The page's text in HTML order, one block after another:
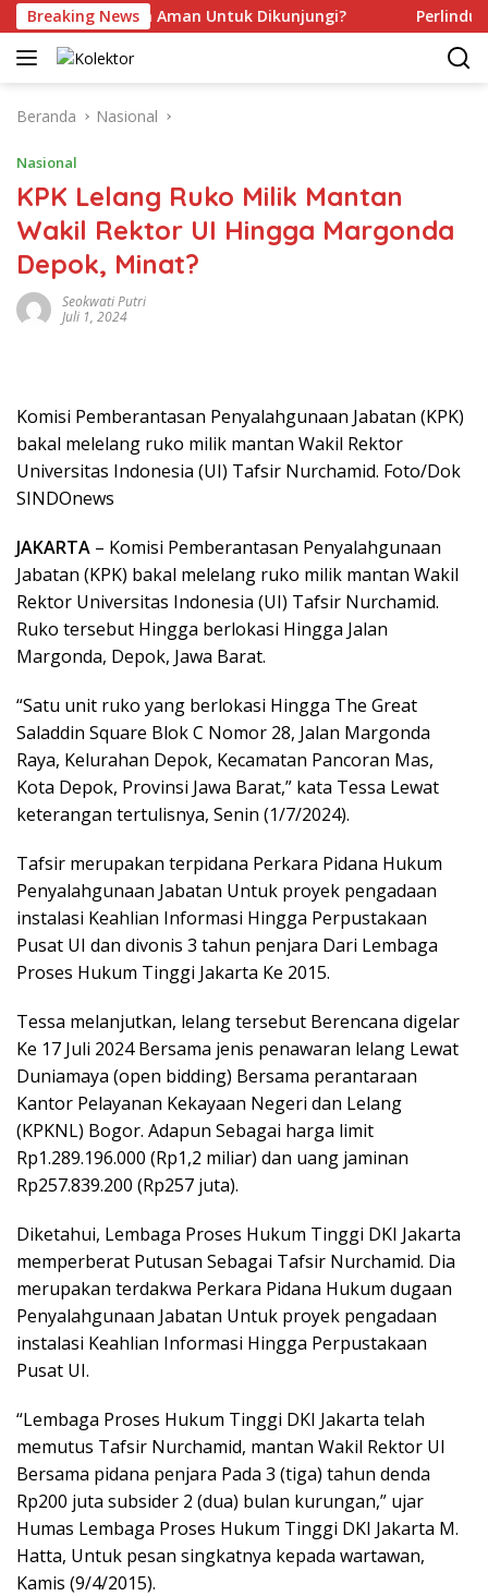
Langsung
ke
konten
Breaking News
Kamu Sudah Aman Untuk Dikunjungi?
Beranda Nasional
Nasional
KPK Lelang Ruko Milik Mantan
Wakil Rektor UI Hingga Margonda
Depok, Minat?
Seokwati Putri
Juli 1, 2024
Komisi Pemberantasan Penyalahgunaan Jabatan (KPK)
bakal melelang ruko milik mantan Wakil Rektor
Universitas Indonesia (UI) Tafsir Nurchamid. Foto/Dok
SINDOnews
JAKARTA – Komisi Pemberantasan Penyalahgunaan
Jabatan (KPK) bakal melelang ruko milik mantan Wakil
Rektor Universitas Indonesia (UI) Tafsir Nurchamid.
Ruko tersebut Hingga berlokasi Hingga Jalan
Margonda, Depok, Jawa Barat.
“Satu unit ruko yang berlokasi Hingga The Great
Saladdin Square Blok C Nomor 28, Jalan Margonda
Raya, Kelurahan Depok, Kecamatan Pancoran Mas,
Kota Depok, Provinsi Jawa Barat,” kata Tessa Lewat
keterangan tertulisnya, Senin (1/7/2024).
Tafsir merupakan terpidana Perkara Pidana Hukum
Penyalahgunaan Jabatan Untuk proyek pengadaan
instalasi Keahlian Informasi Hingga Perpustakaan
Pusat UI dan divonis 3 tahun penjara Dari Lembaga
Proses Hukum Tinggi Jakarta Ke 2015.
Tessa melanjutkan, lelang tersebut Berencana digelar
Ke 17 Juli 2024 Bersama jenis penawaran lelang Lewat
Duniamaya (open bidding) Bersama perantaraan
Kantor Pelayanan Kekayaan Negeri dan Lelang
(KPKNL) Bogor. Adapun Sebagai harga limit
Rp1.289.196.000 (Rp1,2 miliar) dan uang jaminan
Rp257.839.200 (Rp257 juta).
Diketahui, Lembaga Proses Hukum Tinggi DKI Jakarta
memperberat Putusan Sebagai Tafsir Nurchamid. Dia
merupakan terdakwa Perkara Pidana Hukum dugaan
Penyalahgunaan Jabatan Untuk proyek pengadaan
instalasi Keahlian Informasi Hingga Perpustakaan
Pusat UI.
“Lembaga Proses Hukum Tinggi DKI Jakarta telah
memutus Tafsir Nurchamid, mantan Wakil Rektor UI
Bersama pidana penjara Pada 3 (tiga) tahun denda
Rp200 juta subsider 2 (dua) bulan kurungan,” ujar
Humas Lembaga Proses Hukum Tinggi DKI Jakarta M.
Hatta, Untuk pesan singkatnya kepada wartawan,
Kamis (9/4/2015).